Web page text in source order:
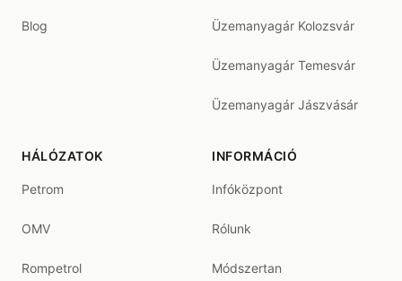
Blog Üzemanyagár Kolozsvár
Üzemanyagár Temesvár
Üzemanyagár Jászvásár
HÁLÓZATOK
Petrom
OMV
Rompetrol
INFORMÁCIÓ
Infóközpont
Rólunk
Módszertan